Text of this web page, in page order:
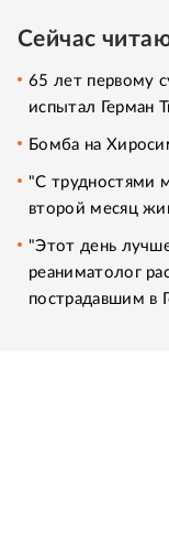
Сейчас
65 лет первому
испытал Герман
Бомба на
"С трудностями
второй месяц
"Этот день
реаниматолог
пострадавшим в